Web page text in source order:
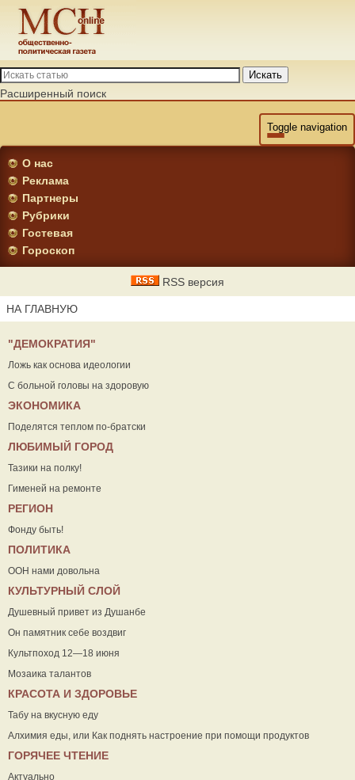
Искать
Расширенный поиск
Toggle navigation
О нас
Реклама
Партнеры
Рубрики
Гостевая
Гороскоп
RSS версия
НА ГЛАВНУЮ
"ДЕМОКРАТИЯ"
Ложь как основа идеологии
С больной головы на здоровую
ЭКОНОМИКА
Поделятся теплом по-братски
ЛЮБИМЫЙ ГОРОД
Тазики на полку!
Гименей на ремонте
РЕГИОН
Фонду быть!
ПОЛИТИКА
ООН нами довольна
КУЛЬТУРНЫЙ СЛОЙ
Душевный привет из Душанбе
Он памятник себе воздвиг
Культпоход 12—18 июня
Мозаика талантов
КРАСОТА И ЗДОРОВЬЕ
Табу на вкусную еду
Алхимия еды, или Как поднять настроение при помощи продуктов
ГОРЯЧЕЕ ЧТЕНИЕ
Актуально